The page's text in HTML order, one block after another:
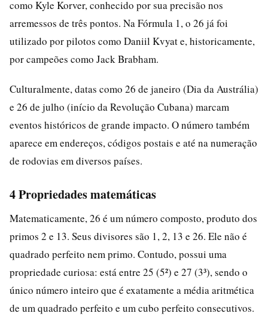
como Kyle Korver, conhecido por sua precisão nos
arremessos de três pontos. Na Fórmula 1, o 26 já foi
utilizado por pilotos como Daniil Kvyat e, historicamente,
por campeões como Jack Brabham.
Culturalmente, datas como 26 de janeiro (Dia da Austrália)
e 26 de julho (início da Revolução Cubana) marcam
eventos históricos de grande impacto. O número também
aparece em endereços, códigos postais e até na numeração
de rodovias em diversos países.
4 Propriedades matemáticas
Matematicamente, 26 é um número composto, produto dos
primos 2 e 13. Seus divisores são 1, 2, 13 e 26. Ele não é
quadrado perfeito nem primo. Contudo, possui uma
propriedade curiosa: está entre 25 (5²) e 27 (3³), sendo o
único número inteiro que é exatamente a média aritmética
de um quadrado perfeito e um cubo perfeito consecutivos.